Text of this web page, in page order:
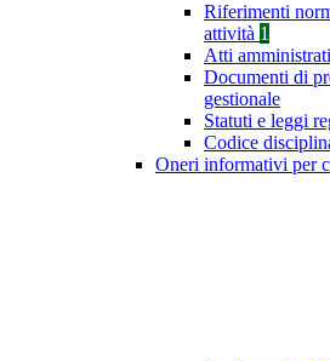
Riferimenti
attività 1
Atti
Documenti di
gestionale
Statuti e leggi
Codice
Oneri informativi per